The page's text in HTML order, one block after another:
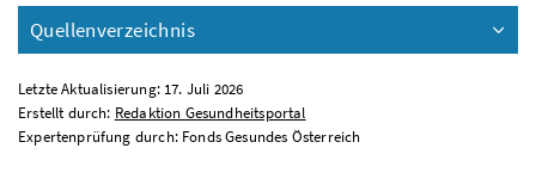
Quellenverzeichnis
Letzte Aktualisierung: 17. Juli 2026
Erstellt durch: Redaktion Gesundheitsportal
Expertenprüfung durch: Fonds Gesundes Österreich